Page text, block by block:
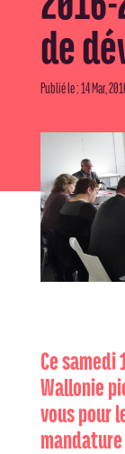
de
Publié le : 14 Mar,
Ce samedi
Wallonie
vous pour